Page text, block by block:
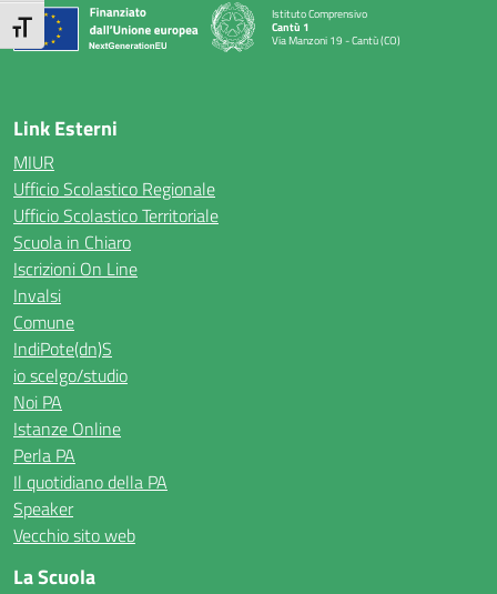
Attiva/disattiva dimensione testo
Istituto Comprensivo
Cantù 1
Via Manzoni 19 - Cantù (CO)
— Visita la pagina iniziale della scuola
Link Esterni
MIUR
Ufficio Scolastico Regionale
Ufficio Scolastico Territoriale
Scuola in Chiaro
Iscrizioni On Line
Invalsi
Comune
IndiPote(dn)S
io scelgo/studio
Noi PA
Istanze Online
Perla PA
Il quotidiano della PA
Speaker
Vecchio sito web
La Scuola